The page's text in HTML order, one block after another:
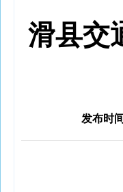
滑县交
发布时